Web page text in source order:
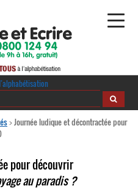
Alphabétisation
journaldelalpha.be
>Journée ludique et décontractée pour
pour découvrir
au paradis ?